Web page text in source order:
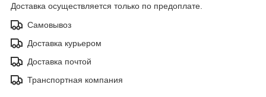
Доставка осуществляется только по предоплате.
Самовывоз
Доставка курьером
Доставка почтой
Транспортная компания